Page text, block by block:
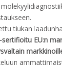
tiukan
sertifioitu EU:n